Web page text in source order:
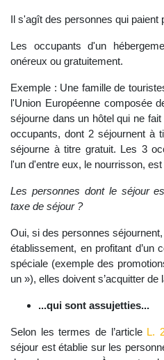
Il s'agît des personnes qui paient
Les occupants d'un
onéreux ou gratuitement.
Exemple : Une famille de
l'Union Européenne composée
séjourne dans un hôtel qui ne
occupants, dont 2 séjournent à
séjourne à titre gratuit. Les 3
l'un d'entre eux, le nourrisson,
Les personnes dont le séjour
taxe de séjour ?
Oui, si des personnes
établissement, en profitant d’un
spéciale (exemple des
un »), elles doivent s’acquitter de
...qui sont assujetties...
Selon les termes de l’article L.
séjour est établie sur les